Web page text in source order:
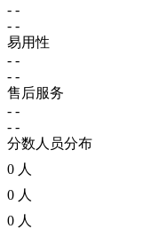
- -
- -
易用性
- -
- -
售后服务
- -
- -
分数人员分布
0 人
0 人
0 人